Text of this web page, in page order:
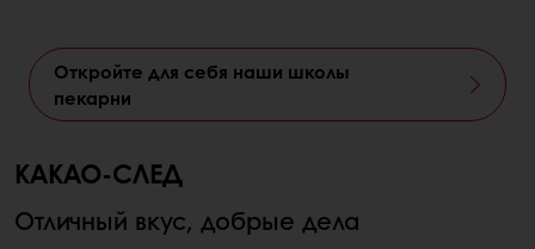
Откройте для себя наши школы
пекарни
КАКАО-СЛЕД
Отличный вкус, добрые дела